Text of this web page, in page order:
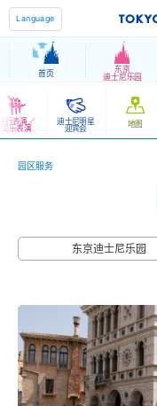
Language
首页 东京
迪士尼乐园
行表演／
娱乐表演
迪士尼明星
迎宾会 地图
园区服务
东京迪士尼乐园